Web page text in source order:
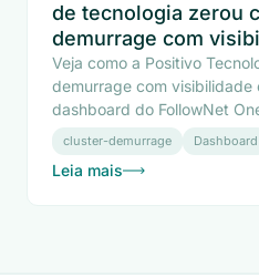
de tecnologia zerou
demurrage com
Veja como a Positivo
demurrage com visibilidade
dashboard do FollowNet
cluster-demurrage Dashboard
Leia mais